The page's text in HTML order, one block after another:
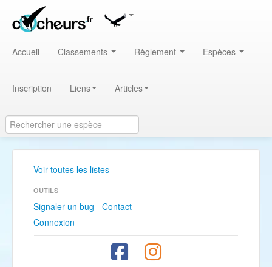
Accueil Classements Règlement Espèces
Inscription Liens Articles
Voir toutes les listes
OUTILS
Signaler un bug - Contact
Connexion